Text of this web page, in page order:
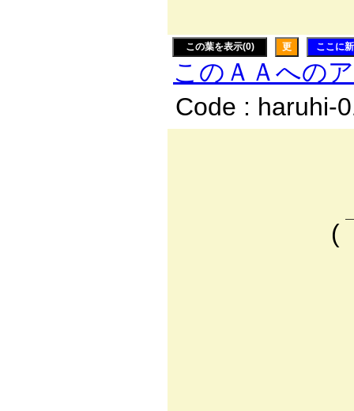
この葉を表示(0) 更 ここに
このＡＡへの
Code : haruhi-
( _